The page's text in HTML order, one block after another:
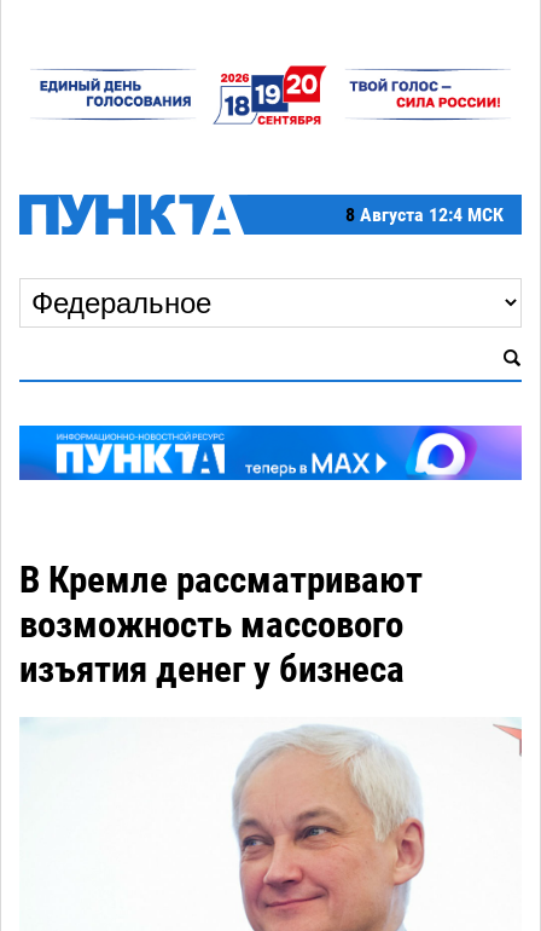
8 Августа 12:4 МСК
В Кремле рассматривают
возможность массового
изъятия денег у бизнеса